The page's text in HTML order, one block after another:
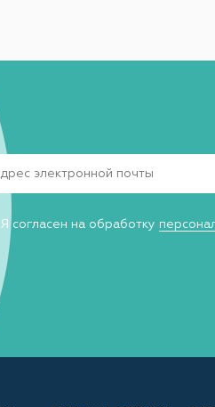
Я согласен на обработку